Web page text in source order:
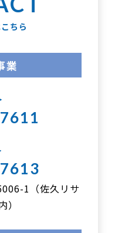
ちら
業
1（佐久リサ
）